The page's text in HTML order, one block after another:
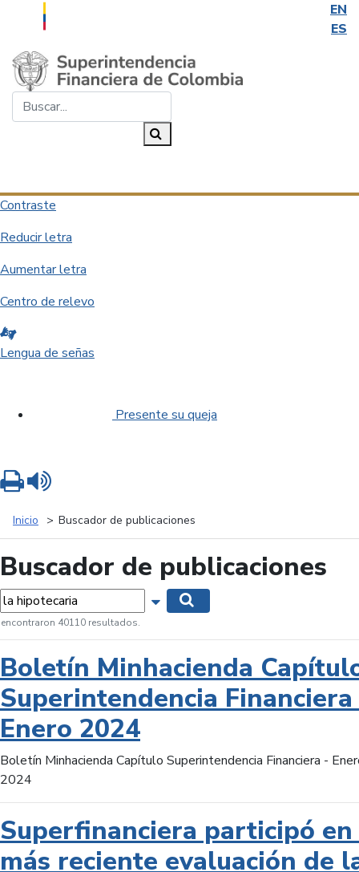
EN
ES
Saltar al contenido principal
Contraste
Reducir letra
Aumentar letra
Centro de relevo
Lengua de señas
Presente su queja
Inicio Buscador de publicaciones
Buscador de publicaciones
Mostrar opciones de búsqueda
encontraron 40110 resultados.
Boletín Minhacienda
Superintendencia
Enero 2024
Boletín Minhacienda Capítulo Superintendencia Financiera -
2024
Superfinanciera participó
más reciente evaluación de
Imprimir